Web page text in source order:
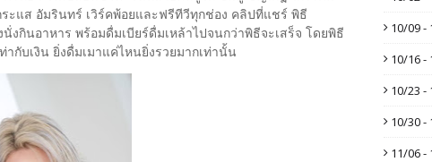
ะแส อัมรินทร์ เวิร์คพ้อยและฟรีทีวีทุกช่อง คลิปที่แชร์ พิธี
กินอาหาร พร้อมดื่มเบียร์ดื่มเหล้าไปจนกว่าพิธีจะเสร็จ โดยพิธี
กับเงิน ยิ่งดื่มเมาแค่ไหนยิ่งรวยมากเท่านั้น
10/09 -
10/16 -
10/23 -
10/30 -
11/06 -